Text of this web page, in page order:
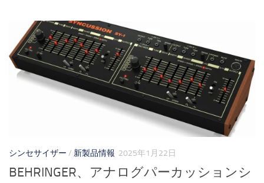
シンセサイザー / 新製品情報 2025年1月22日
BEHRINGER、アナログパーカッションシ